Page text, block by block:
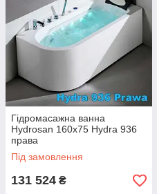
Гідромасажна ванна
Hydrosan 160х75 Hydra 936
права
Під замовлення
131 524 ₴